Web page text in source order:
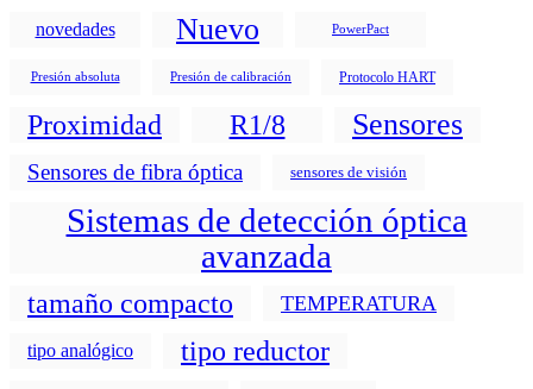
novedades Nuevo PowerPact
Presión absoluta Presión de calibración Protocolo HART
Proximidad R1/8 Sensores
Sensores de fibra óptica sensores de visión
Sistemas de detección óptica
avanzada
tamaño compacto TEMPERATURA
tipo analógico tipo reductor